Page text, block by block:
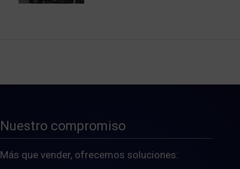
Nuestro compromiso
Más que vender, ofrecemos soluciones: